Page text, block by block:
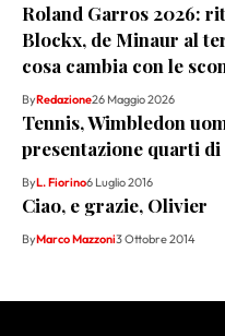
Roland Garros 2026:
Blockx, de Minaur al
cosa cambia con le
ByRedazione26 Maggio 2026
Tennis, Wimbledon
presentazione quarti
ByL. Fiorino6 Luglio 2016
Ciao, e grazie, Olivier
ByMarco Mazzoni3 Ottobre 2014